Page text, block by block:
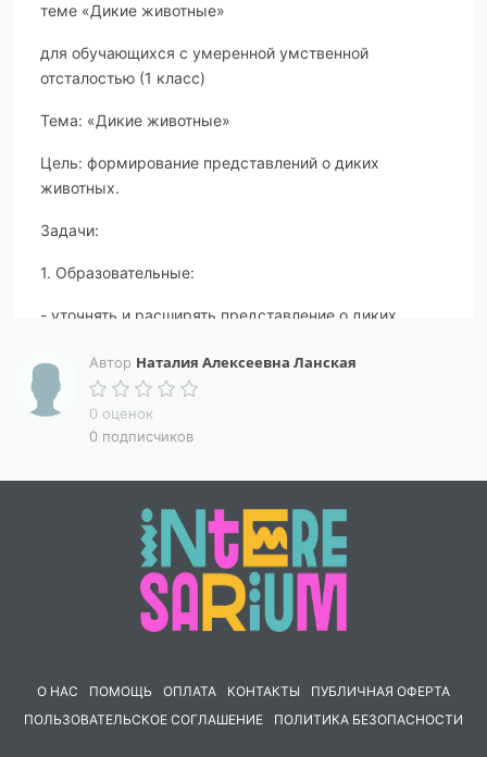
теме «Дикие животные»
для обучающихся с умеренной умственной
отсталостью (1 класс)
Тема: «Дикие животные»
Цель: формирование представлений о диких
животных.
Задачи:
1. Образовательные:
- уточнять и расширять представление о диких
- закреплять названия детёнышей диких животных;
- уточнять и активизировать словарь по теме.
- корригировать зрительное и слуховое внимание
(устойчивость, концентрация, объём);
- развивать восприятие, тонкую и общую моторику.
3. Воспитательные:
доброжелательности, самостоятельности,
ответственности;
Автор Наталия Алексеевна Ланская
0 оценок
0 подписчиков
О НАС ПОМОЩЬ ОПЛАТА КОНТАКТЫ
ПУБЛИЧНАЯ ОФЕРТА
ПОЛЬЗОВАТЕЛЬСКОЕ СОГЛАШЕНИЕ
ПОЛИТИКА БЕЗОПАСНОСТИ